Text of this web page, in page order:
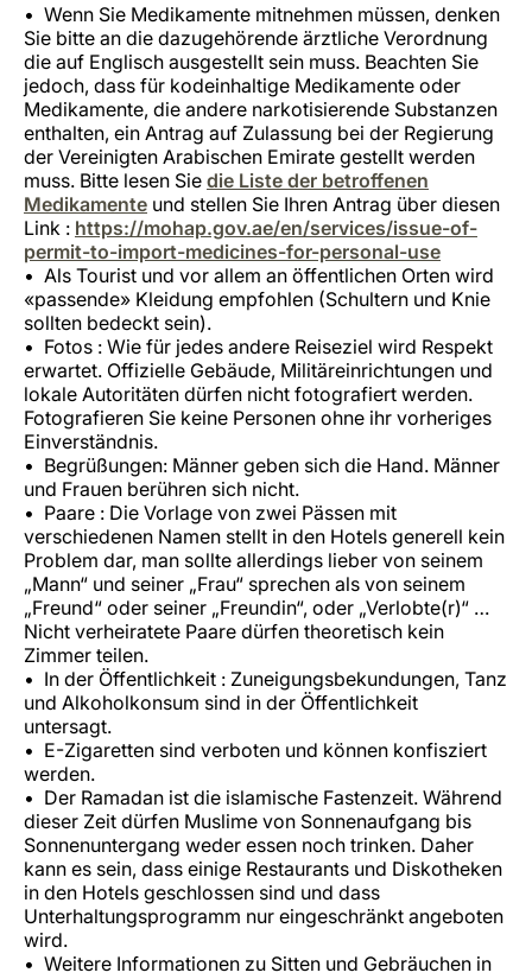
Wenn Sie Medikamente mitnehmen müssen, denken
Sie bitte an die dazugehörende ärztliche Verordnung
die auf Englisch ausgestellt sein muss. Beachten Sie
jedoch, dass für kodeinhaltige Medikamente oder
Medikamente, die andere narkotisierende Substanzen
enthalten, ein Antrag auf Zulassung bei der Regierung
der Vereinigten Arabischen Emirate gestellt werden
muss. Bitte lesen Sie die Liste der betroffenen
Medikamente und stellen Sie Ihren Antrag über diesen
Link : https://mohap.gov.ae/en/services/issue-of-
permit-to-import-medicines-for-personal-use
Als Tourist und vor allem an öffentlichen Orten wird
«passende» Kleidung empfohlen (Schultern und Knie
sollten bedeckt sein).
Fotos : Wie für jedes andere Reiseziel wird Respekt
erwartet. Offizielle Gebäude, Militäreinrichtungen und
lokale Autoritäten dürfen nicht fotografiert werden.
Fotografieren Sie keine Personen ohne ihr vorheriges
Einverständnis.
Begrüßungen: Männer geben sich die Hand. Männer
und Frauen berühren sich nicht.
Paare : Die Vorlage von zwei Pässen mit
verschiedenen Namen stellt in den Hotels generell kein
Problem dar, man sollte allerdings lieber von seinem
„Mann“ und seiner „Frau“ sprechen als von seinem
„Freund“ oder seiner „Freundin“, oder „Verlobte(r)“ …
Nicht verheiratete Paare dürfen theoretisch kein
Zimmer teilen.
In der Öffentlichkeit : Zuneigungsbekundungen, Tanz
und Alkoholkonsum sind in der Öffentlichkeit
untersagt.
E-Zigaretten sind verboten und können konfisziert
werden.
Der Ramadan ist die islamische Fastenzeit. Während
dieser Zeit dürfen Muslime von Sonnenaufgang bis
Sonnenuntergang weder essen noch trinken. Daher
kann es sein, dass einige Restaurants und Diskotheken
in den Hotels geschlossen sind und dass
Unterhaltungsprogramm nur eingeschränkt angeboten
wird.
Weitere Informationen zu Sitten und Gebräuchen in